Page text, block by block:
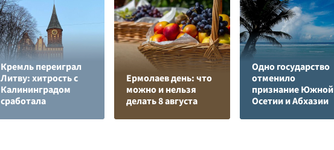
Кремль переиграл
Литву: хитрость с
Калининградом
сработала
Ермолаев день: что
можно и нельзя
делать 8 августа
Одно государство
отменило
признание Южной
Осетии и Абхазии